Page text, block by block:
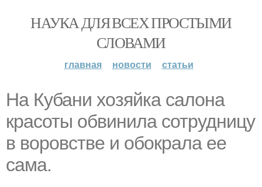
НАУКА ДЛЯ ВСЕХ ПРОСТЫМИ
СЛОВАМИ
главная новости статьи
На Кубани хозяйка салона
красоты обвинила сотрудницу
в воровстве и обокрала ее
сама.